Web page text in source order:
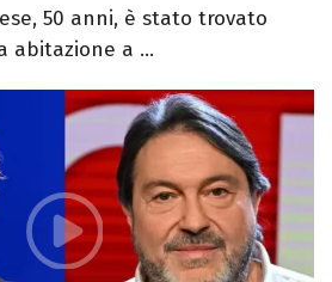
50 anni, è stato trovato
abitazione a ...